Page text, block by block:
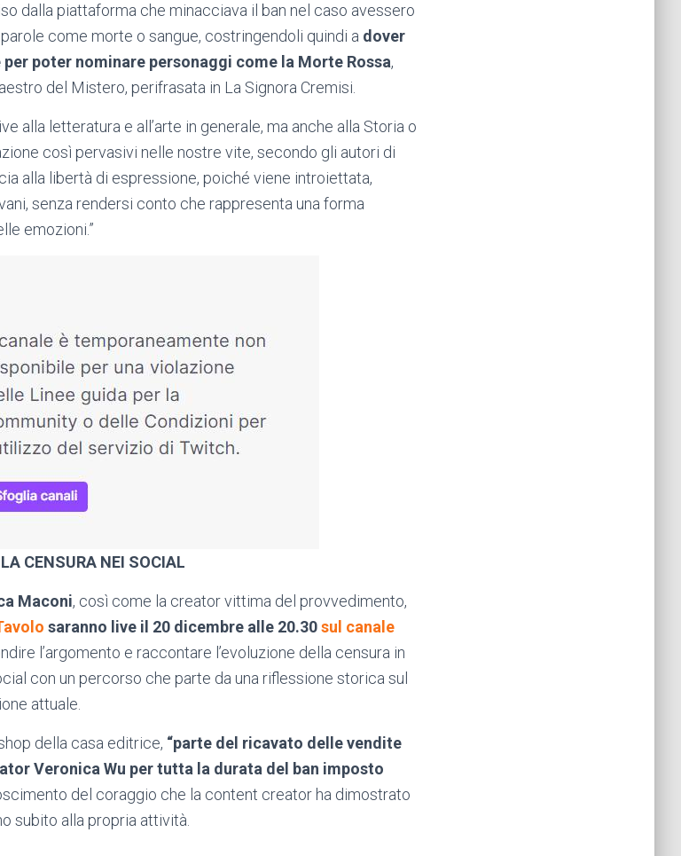
dalla piattaforma che minacciava il ban nel caso avessero
come morte o sangue, costringendoli quindi a dover
poter nominare personaggi come la Morte Rossa,
del Mistero, perifrasata in La Signora Cremisi.
alla letteratura e all’arte in generale, ma anche alla Storia o
così pervasivi nelle nostre vite, secondo gli autori di
alla libertà di espressione, poiché viene introiettata,
senza rendersi conto che rappresenta una forma
emozioni.”
CENSURA NEI SOCIAL
Maconi, così come la creator vittima del provvedimento,
saranno live il 20 dicembre alle 20.30sul canale
l’argomento e raccontare l’evoluzione della censura in
con un percorso che parte da una riflessione storica sul
attuale.
della casa editrice, “parte del ricavato delle vendite
Veronica Wu per tutta la durata del ban imposto
del coraggio che la content creator ha dimostrato
subito alla propria attività.